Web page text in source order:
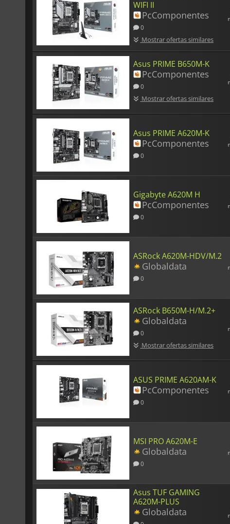
WIFI II
PcComponentes
0
Mostrar ofertas similares
Asus PRIME B650M-K
PcComponentes
0
Mostrar ofertas similares
Asus PRIME A620M-K
PcComponentes
0
Gigabyte A620M H
PcComponentes
0
ASRock A620M-HDV/M.2
Globaldata
0
ASRock B650M-H/M.2+
Globaldata
0
Mostrar ofertas similares
ASUS PRIME A620AM-K
PcComponentes
0
MSI PRO A620M-E
Globaldata
0
Asus TUF GAMING
A620M-PLUS
Globaldata